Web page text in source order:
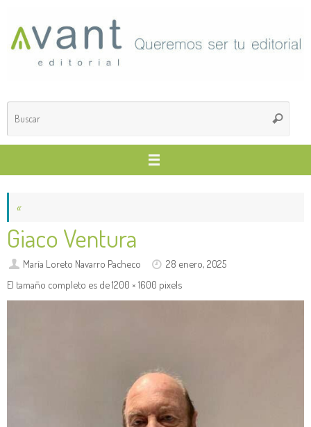
contenido
Buscar
«
Giaco Ventura
María Loreto Navarro Pacheco
28 enero, 2025
El tamaño completo es de1200 × 1600 pixels